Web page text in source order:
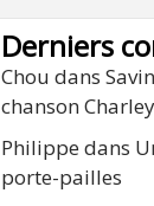
Derniers
Chou dans
chanson
Philippe dans
porte-pailles